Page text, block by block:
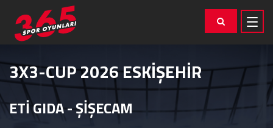
3X3-CUP 2026 ESKİŞEHİR
ETİ GIDA - ŞİŞECAM